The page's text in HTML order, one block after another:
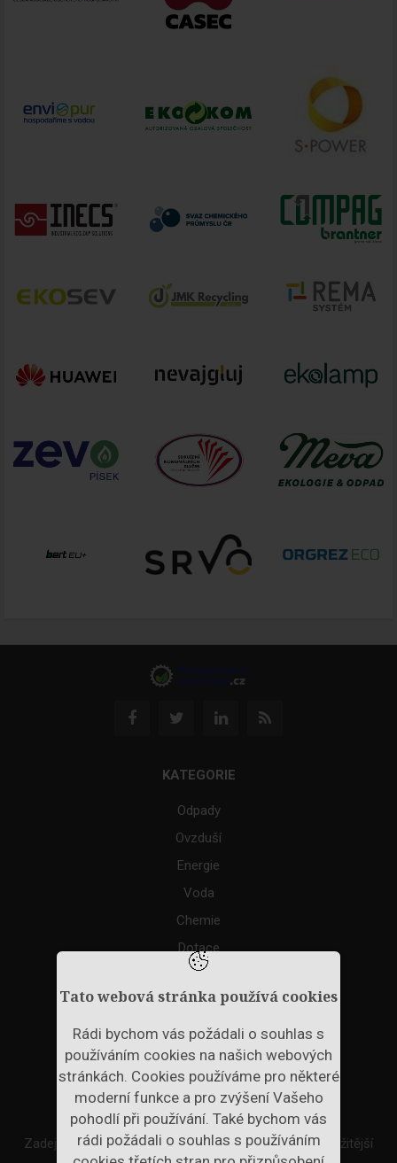
Tato webová stránka používá cookies
Rádi bychom vás požádali o souhlas s
používáním cookies na našich webových
stránkách. Cookies používáme pro některé
moderní funkce a pro zvýšení Vašeho
pohodlí při používání. Také bychom vás
rádi požádali o souhlas s používáním
KATEGORIE
Odpady
Ovzduší
Energie
Voda
Chemie
Dotace
Akce
ODPADNÍ PLASTY
NEWSLETTER
Zadejte váš email a my Vám budeme zasílat ty nejdůležitější